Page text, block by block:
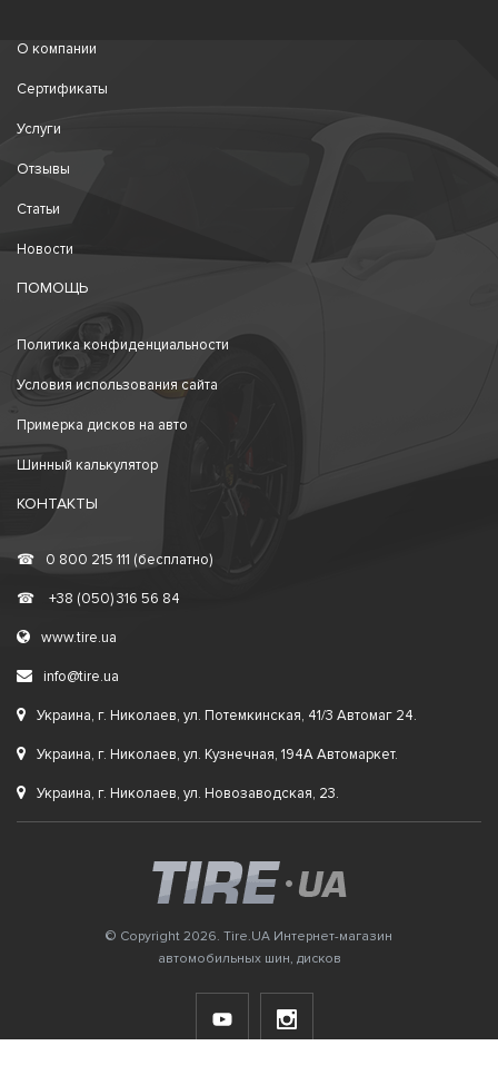
О компании
Сертификаты
Услуги
Отзывы
Статьи
Новости
ПОМОЩЬ
Политика конфиденциальности
Условия использования сайта
Примерка дисков на авто
Шинный калькулятор
КОНТАКТЫ
☎ 0 800 215 111 (бесплатно)
☎ +38 (050) 316 56 84
www.tire.ua
info@tire.ua
Украина, г. Николаев, ул. Потемкинская, 41/3 Автомаг 24.
Украина, г. Николаев, ул. Кузнечная, 194А Автомаркет.
Украина, г. Николаев, ул. Новозаводская, 23.
© Copyright 2026. Tire.UA Интернет-магазин
автомобильных шин, дисков